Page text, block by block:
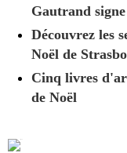
Gautrand
Découvrez les
Noël de
Cinq livres
de Noël